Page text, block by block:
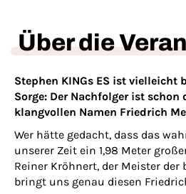
Über die
Stephen KINGs ES ist vielleicht
Sorge: Der Nachfolger ist
klangvollen Namen Friedrich
Wer hätte gedacht, dass das
unserer Zeit ein 1,98 Meter
Reiner Kröhnert, der Meister der
bringt uns genau diesen